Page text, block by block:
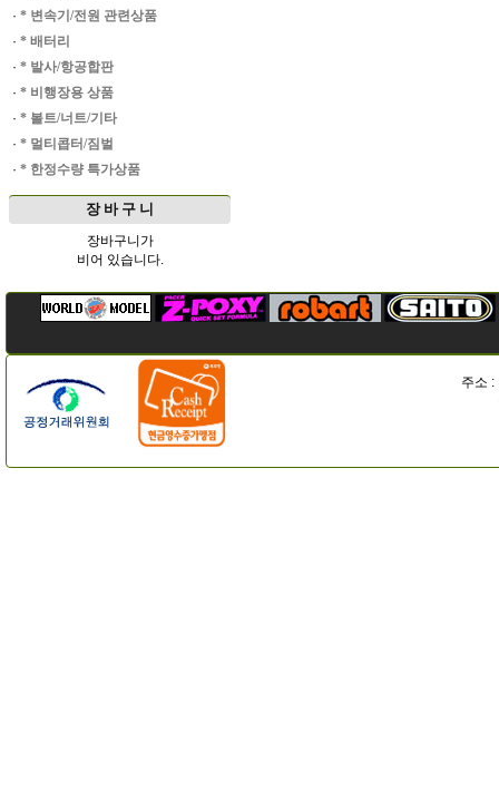
· * 변속기/전원 관련상품
· * 배터리
· * 발사/항공합판
· * 비행장용 상품
· * 볼트/너트/기타
· * 멀티콥터/짐벌
· * 한정수량 특가상품
장 바 구 니
장바구니가
비어 있습니다.
주소